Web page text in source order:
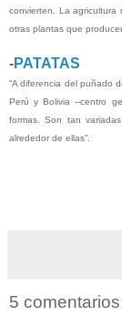
convierten. La agricultura
otras plantas que
-PATATAS
“A diferencia del puñado
Perú y Bolivia --centro
formas. Son tan
alrededor de ellas”.
5